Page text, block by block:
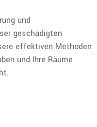
und
geschädigten
effektiven Methoden
und Ihre Räume